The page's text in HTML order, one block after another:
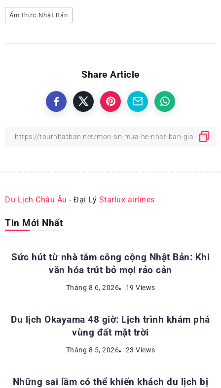
Ẩm thực Nhật Bản
Share Article
Du Lịch Châu Âu - Đại Lý Starlux airlines
Tin Mới Nhất
Sức hút từ nhà tắm công cộng Nhật Bản: Khi
văn hóa trút bỏ mọi rảo cản
Tháng 8 6, 2026 19 Views
ĐỊA ĐIỂM DU LỊCH NHẬT BẢN
Du lịch Okayama 48 giờ: Lịch trình khám phá
vùng đất mặt trời
Tháng 8 5, 2026 23 Views
KINH NGHIỆM DU LỊCH NHẬT BẢN
Những sai lầm có thể khiến khách du lịch bị